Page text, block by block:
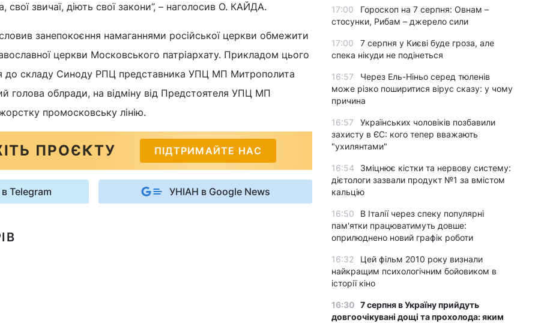
свої звичаї, діють свої закони”, – наголосив О. КАЙДА.
занепокоєння намаганнями російської церкви обмежити
церкви Московського патріархату. Прикладом цього
до складу Синоду РПЦ представника УПЦ МП Митрополита
голова облради, на відміну від Предстоятеля УПЦ МП
промосковську лінію.
ПРОЄКТУ ПІДТРИМАЙТЕ НАС
Telegram УНІАН в Google News
17:00
Гороскоп на 7 серпня: Овнам –
стосунки, Рибам – джерело сили
17:00
7 серпня у Києві буде гроза, але
спека нікуди не подінеться
16:57
Через Ель-Ніньо серед тюленів
може різко поширитися вірус сказу: у чому
причина
16:57
Українських чоловіків позбавили
захисту в ЄС: кого тепер вважають
"ухилянтами"
16:54
Зміцнює кістки та нервову систему:
дієтологи зазвали продукт №1 за вмістом
кальцію
16:50
В Італії через спеку популярні
пам'ятки працюватимуть довше:
оприлюднено новий графік роботи
16:32
Цей фільм 2010 року визнали
найкращим психологічним бойовиком в
історії кіно
16:30 7 серпня в Україну прийдуть
довгоочікувані дощі та прохолода: яким